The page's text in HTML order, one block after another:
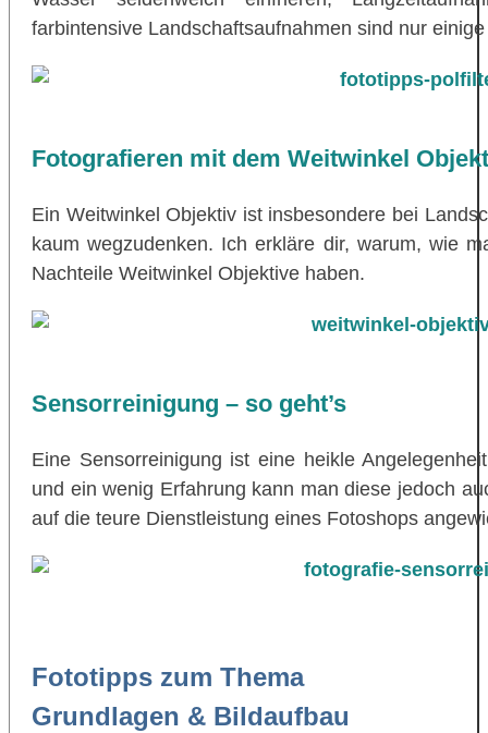
farbintensive Landschaftsaufnahmen sind nur
Fotografieren mit dem Weitwinkel
Ein Weitwinkel Objektiv ist insbesondere bei
kaum wegzudenken. Ich erkläre dir, warum, wie
Nachteile Weitwinkel Objektive haben.
Sensorreinigung – so geht’s
Eine Sensorreinigung ist eine heikle
und ein wenig Erfahrung kann man diese jedoch
auf die teure Dienstleistung eines Fotoshops
Fototipps zum Thema
Grundlagen & Bildaufbau